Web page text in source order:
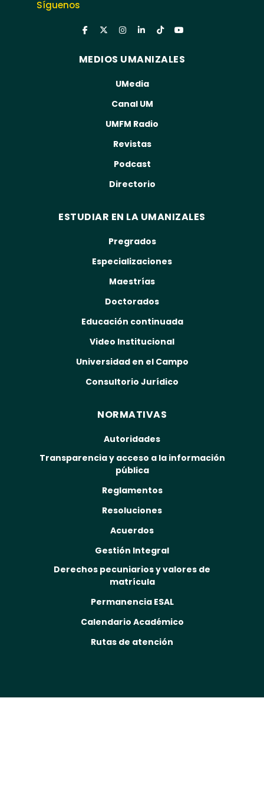
Síguenos
MEDIOS UMANIZALES
UMedia
Canal UM
UMFM Radio
Revistas
Podcast
Directorio
ESTUDIAR EN LA UMANIZALES
Pregrados
Especializaciones
Maestrías
Doctorados
Educación continuada
Video Institucional
Universidad en el Campo
Consultorio Jurídico
NORMATIVAS
Autoridades
Transparencia y acceso a la información
pública
Reglamentos
Resoluciones
Acuerdos
Gestión Integral
Derechos pecuniarios y valores de
matrícula
Permanencia ESAL
Calendario Académico
Rutas de atención